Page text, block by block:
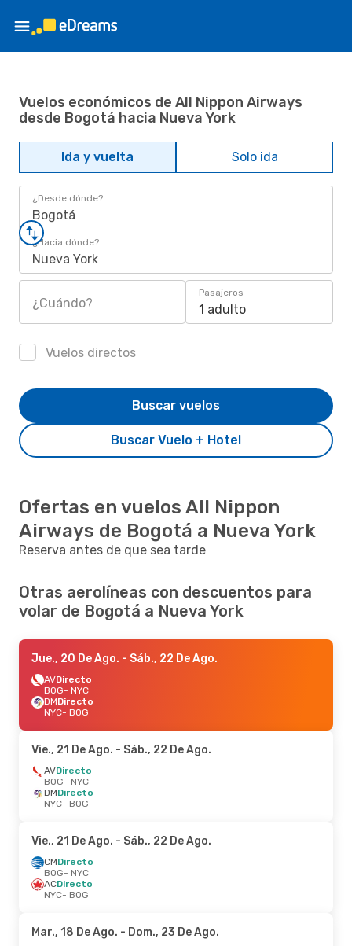
Vuelos económicos de All Nippon Airways
desde Bogotá hacia Nueva York
Ida y vuelta Solo ida
¿Desde dónde?
Bogotá
¿Hacia dónde?
Nueva York
¿Cuándo?
Pasajeros
1 adulto
Vuelos directos
Buscar Vuelo + Hotel
Buscar vuelos
Ofertas en vuelos All Nippon
Airways de Bogotá a Nueva York
Reserva antes de que sea tarde
Otras aerolíneas con descuentos para
volar de Bogotá a Nueva York
Jue., 20 De Ago. - Sáb., 22 De Ago.
AVDirecto
BOG- NYC
DMDirecto
NYC- BOG
Vie., 21 De Ago. - Sáb., 22 De Ago.
AVDirecto
BOG- NYC
DMDirecto
NYC- BOG
Vie., 21 De Ago. - Sáb., 22 De Ago.
CMDirecto
BOG- NYC
ACDirecto
NYC- BOG
Mar., 18 De Ago. - Dom., 23 De Ago.